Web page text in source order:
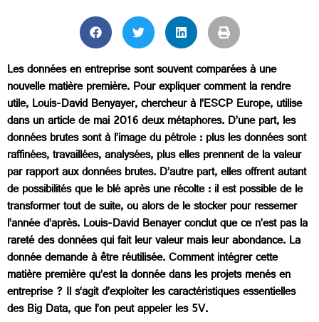
Les données en entreprise sont souvent comparées à une
nouvelle matière première. Pour expliquer comment la rendre
utile, Louis-David Benyayer, chercheur à l’ESCP Europe, utilise
dans un article de mai 2016 deux métaphores. D’une part, les
données brutes sont à l’image du pétrole : plus les données sont
raffinées, travaillées, analysées, plus elles prennent de la valeur
par rapport aux données brutes. D’autre part, elles offrent autant
de possibilités que le blé après une récolte : il est possible de le
transformer tout de suite, ou alors de le stocker pour ressemer
l’année d’après. Louis-David Benayer conclut que ce n’est pas la
rareté des données qui fait leur valeur mais leur abondance. La
donnée demande à être réutilisée. Comment intégrer cette
matière première qu’est la donnée dans les projets menés en
entreprise ? Il s‘agit d’exploiter les caractéristiques essentielles
des Big Data, que l’on peut appeler les 5V.